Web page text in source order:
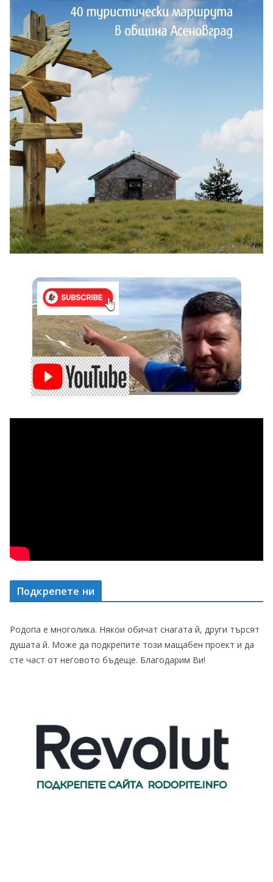
Подкрепете ни
Родопа е многолика. Някои обичат снагата й, други търсят
душата й. Може да подкрепите този мащабен проект и да
сте част от неговото бъдеще. Благодарим Ви!